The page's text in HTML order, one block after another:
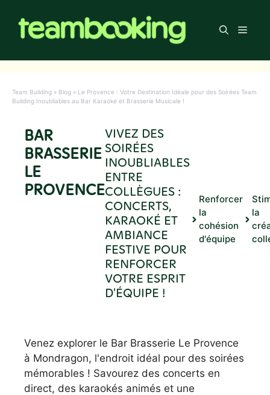
contenu
Menu
Team Building » Blog » Le Provence : Votre Destination Idéale pour des Soirées Team
Building Inoubliables au Bar Karaoké et Brasserie Musicale !
BAR
BRASSERIE
LE
PROVENCE
VIVEZ DES
SOIRÉES
INOUBLIABLES
ENTRE
COLLÈGUES :
CONCERTS,
KARAOKÉ ET
AMBIANCE
FESTIVE POUR
RENFORCER
VOTRE ESPRIT
D'ÉQUIPE !
Renforcer
la
cohésion
d'équipe
la
Venez explorer le Bar Brasserie Le Provence
à Mondragon, l'endroit idéal pour des soirées
mémorables ! Savourez des concerts en
direct, des karaokés animés et une